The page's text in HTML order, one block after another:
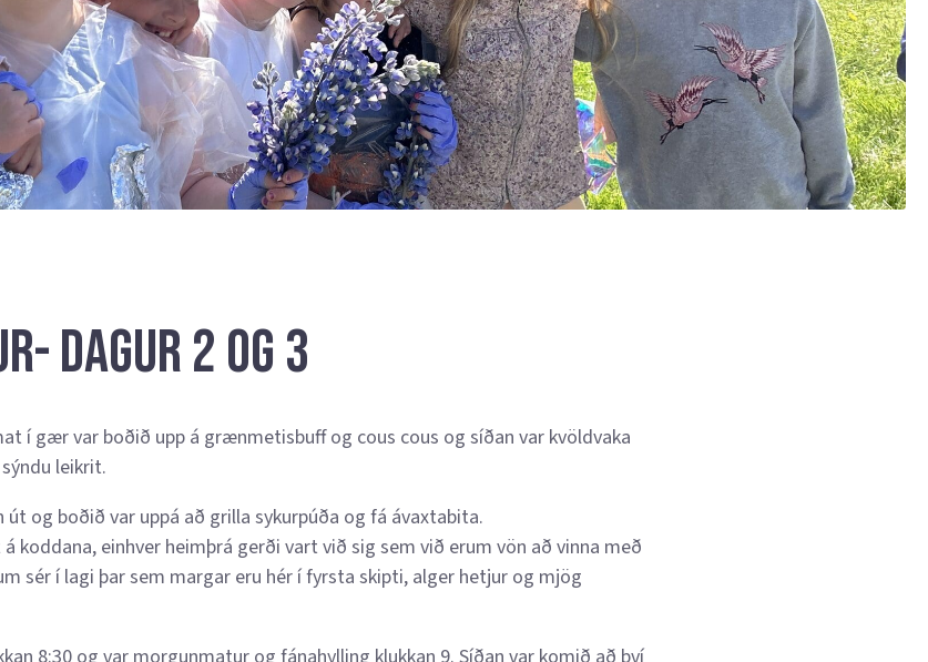
Dagur 2 og 3
í gær var boðið upp á grænmetisbuff og cous cous og síðan var kvöldvaka
leikrit.
og boðið var uppá að grilla sykurpúða og fá ávaxtabita.
koddana, einhver heimþrá gerði vart við sig sem við erum vön að vinna með
sér í lagi þar sem margar eru hér í fyrsta skipti, alger hetjur og mjög